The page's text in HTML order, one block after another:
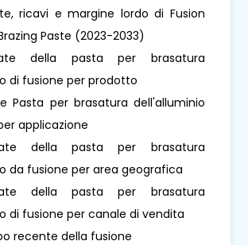
ricavi e margine lordo di Fusion
Paste (2023-2033)
della pasta per brasatura
di fusione per prodotto
Pasta per brasatura dell'alluminio
applicazione
della pasta per brasatura
da fusione per area geografica
della pasta per brasatura
di fusione per canale di vendita
recente della fusione